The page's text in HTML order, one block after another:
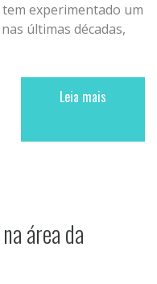
experimentado um
últimas décadas,
Leia mais
área da